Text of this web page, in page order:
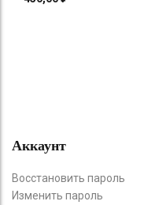
Аккаунт
Восстановить пароль
Изменить пароль